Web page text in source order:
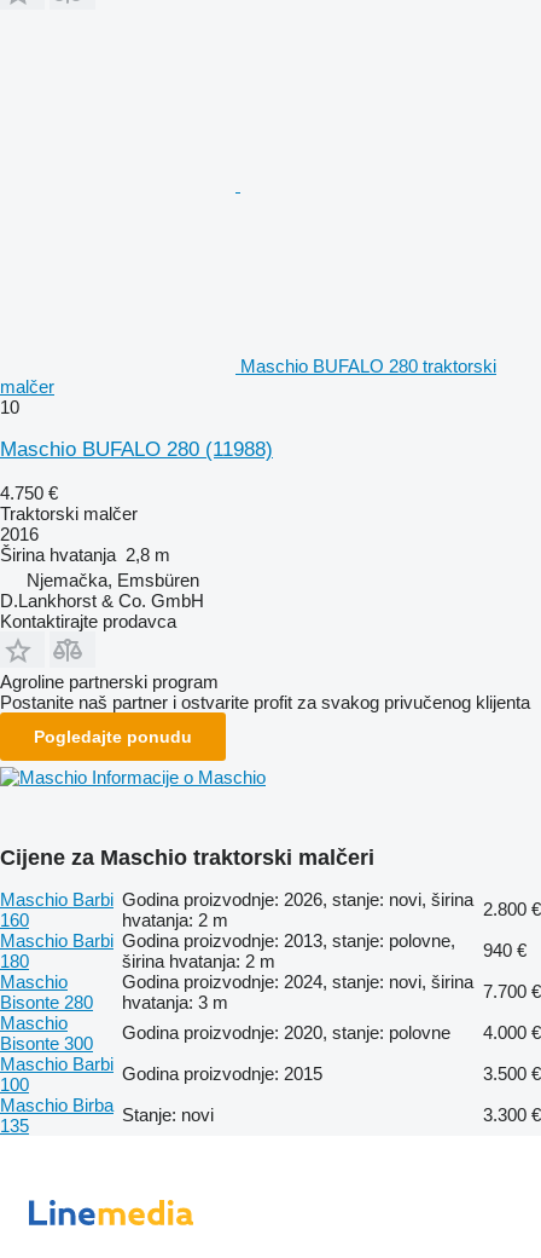
Maschio BUFALO 280 traktorski
malčer
10
Maschio BUFALO 280 (11988)
4.750 €
Traktorski malčer
2016
Širina hvatanja 2,8 m
Njemačka, Emsbüren
D.Lankhorst & Co. GmbH
Kontaktirajte prodavca
Agroline partnerski program
Postanite naš partner i ostvarite profit za svakog privučenog klijenta
Pogledajte ponudu
Informacije o Maschio
Cijene za Maschio traktorski malčeri
Maschio Barbi
160
Godina proizvodnje: 2026, stanje: novi, širina
hvatanja: 2 m
2.800 €
Maschio Barbi
180
Godina proizvodnje: 2013, stanje: polovne,
širina hvatanja: 2 m
940 €
Maschio
Bisonte 280
Godina proizvodnje: 2024, stanje: novi, širina
hvatanja: 3 m
7.700 €
Maschio
Bisonte 300
Godina proizvodnje: 2020, stanje: polovne
4.000 €
Maschio Barbi
100
Godina proizvodnje: 2015
3.500 €
Maschio Birba
135
Stanje: novi 3.300 €